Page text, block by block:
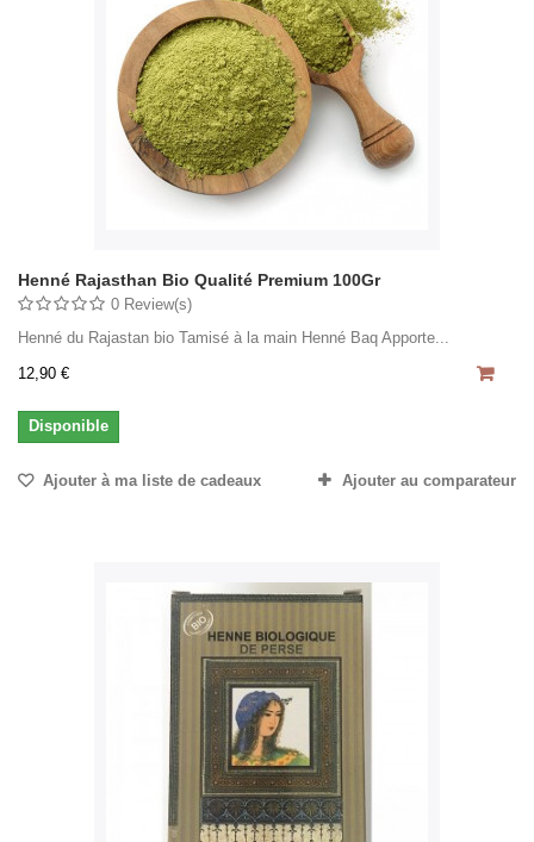
Henné Rajasthan Bio Qualité Premium 100Gr
0 Review(s)
Henné du Rajastan bio Tamisé à la main Henné Baq Apporte...
12,90 €
Disponible
Ajouter à ma liste de cadeaux Ajouter au comparateur